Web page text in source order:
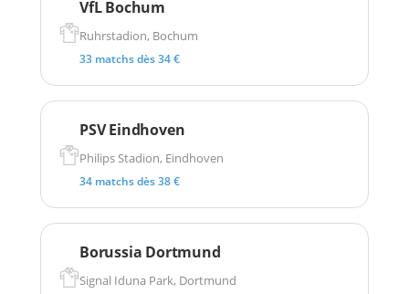
VfL Bochum
Ruhrstadion, Bochum
33 matchs dès 34 €
PSV Eindhoven
Philips Stadion, Eindhoven
34 matchs dès 38 €
Borussia Dortmund
Signal Iduna Park, Dortmund